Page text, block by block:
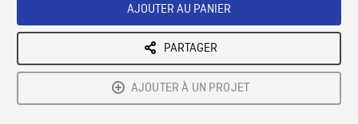
AJOUTER AU PANIER
PARTAGER
AJOUTER À UN PROJET